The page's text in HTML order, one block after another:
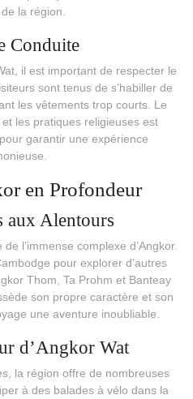
la région.
Conduite
il est important de respecter le
sont tenus de s’habiller de
les vêtements trop courts. Le
les pratiques religieuses est
garantir une expérience
en Profondeur
aux Alentours
l’immense complexe d’Angkor.
pour explorer d’autres
Thom, Ta Prohm et Banteay
son propre caractère et son
une aventure inoubliable.
d’Angkor Wat
la région offre de nombreuses
à des balades à vélo dans la